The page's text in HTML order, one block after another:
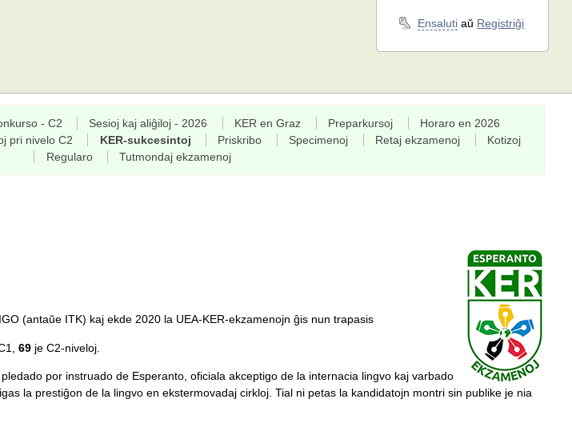
Ensaluti aŭ Registriĝi
- C2 Sesioj kaj aliĝiloj - 2026 KER en Graz Preparkursoj
Horaro en 2026
pri nivelo C2 KER-sukcesintoj Priskribo Specimenoj Retaj ekzamenoj
Kotizoj
Regularo
Tutmondaj ekzamenoj
(antaŭe ITK) kaj ekde 2020 la UEA-KER-ekzamenojn ĝis nun trapasis
69je C2-niveloj.
por instruado de Esperanto, oficiala akceptigo de la internacia lingvo kaj varbado
la prestiĝon de la lingvo en ekstermovadaj cirkloj. Tial ni petas la kandidatojn montri sin publike je nia